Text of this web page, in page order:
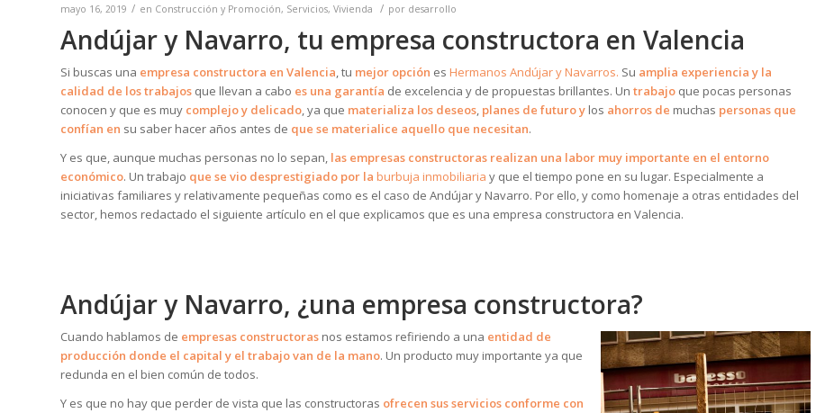
mayo 16, 2019 / en Construcción y Promoción, Servicios, Vivienda / por desarrollo
Andújar y Navarro, tu empresa constructora en Valencia
Si buscas una empresa constructora en Valencia, tu mejor opción es Hermanos Andújar y Navarros. Su amplia experiencia y la
calidad de los trabajos que llevan a cabo es una garantía de excelencia y de propuestas brillantes. Un trabajo que pocas personas
conocen y que es muy complejoy delicado, ya que materializa los deseos, planes de futuro y los ahorros de muchas personas que
confían en su saber hacer años antes de que se materialice aquello que necesitan.
Y es que, aunque muchas personas no lo sepan, las empresas constructoras realizan una labor muy importante en el entorno
económico. Un trabajo que se vio desprestigiado por la burbuja inmobiliaria y que el tiempo pone en su lugar. Especialmente a
iniciativas familiares y relativamente pequeñas como es el caso de Andújar y Navarro. Por ello, y como homenaje a otras entidades del
sector, hemos redactado el siguiente artículo en el que explicamos que es una empresa constructora en Valencia.
Andújar y Navarro, ¿una empresa constructora?
Cuando hablamos de empresas constructoras nos estamos refiriendo a una entidad de
producción donde el capital y el trabajo van de la mano. Un producto muy importante ya que
redunda en el bien común de todos.
Y es que no hay que perder de vista que las constructoras ofrecen sus servicios conforme con